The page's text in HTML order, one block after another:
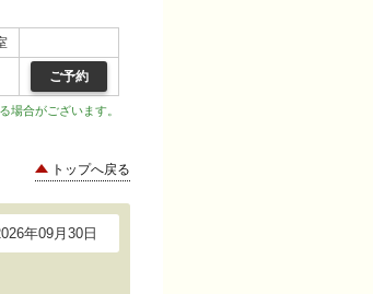
ご予約
場合がございます。
トップへ戻る
年09月30日